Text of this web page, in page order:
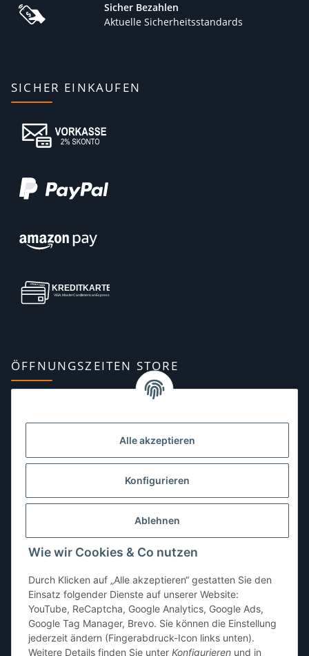
Alle akzeptieren
Konfigurieren
Ablehnen
Wie wir Cookies & Co nutzen
Durch Klicken auf „Alle akzeptieren“ gestatten Sie den
Einsatz folgender Dienste auf unserer Website:
YouTube, ReCaptcha, Google Analytics, Google Ads,
Google Tag Manager, Brevo. Sie können die Einstellung
jederzeit ändern (Fingerabdruck-Icon links unten).
Weitere Details finden Sie unter Konfigurieren und in
Sicher Bezahlen
Aktuelle Sicherheitsstandards
SICHER EINKAUFEN
ÖFFNUNGSZEITEN STORE
10:00–13:00, 14:00–18:00 Uhr
Dienstag:10:00–13:00, 14:00–16:00 Uhr
10:00–13:00 Uhr
Freitag:10:00–13:00, 14:00–18:00 Uhr
Sonntag: geschlossen